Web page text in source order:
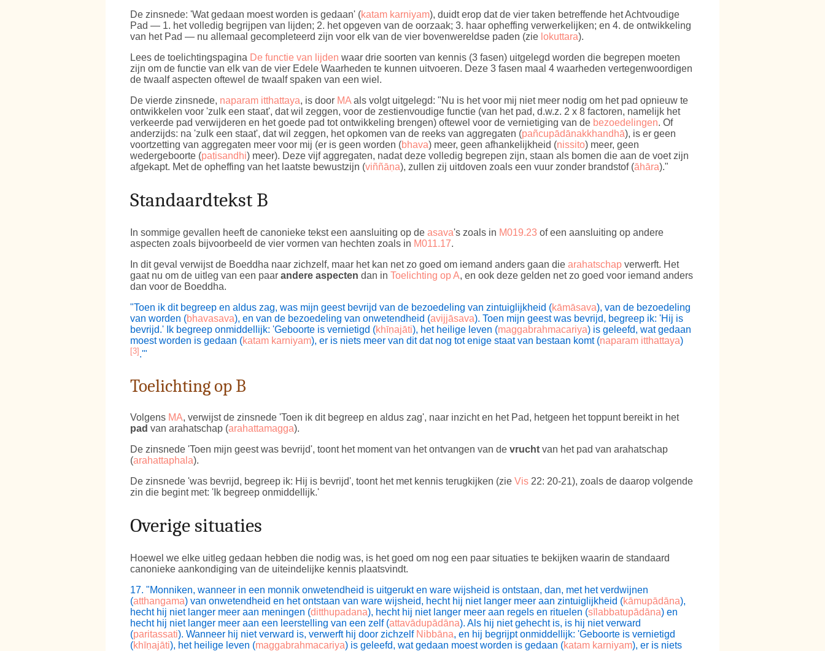
De zinsnede: 'Wat gedaan moest worden is gedaan' (katam karniyam), duidt erop dat de vier taken betreffende het Achtvoudige
Pad — 1. het volledig begrijpen van lijden; 2. het opgeven van de oorzaak; 3. haar opheffing verwerkelijken; en 4. de ontwikkeling
van het Pad — nu allemaal gecompleteerd zijn voor elk van de vier bovenwereldse paden (zie lokuttara).
Lees de toelichtingspagina De functie van lijden waar drie soorten van kennis (3 fasen) uitgelegd worden die begrepen moeten
zijn om de functie van elk van de vier Edele Waarheden te kunnen uitvoeren. Deze 3 fasen maal 4 waarheden vertegenwoordigen
de twaalf aspecten oftewel de twaalf spaken van een wiel.
De vierde zinsnede, naparam itthattaya, is door MA als volgt uitgelegd: "Nu is het voor mij niet meer nodig om het pad opnieuw te
ontwikkelen voor 'zulk een staat', dat wil zeggen, voor de zestienvoudige functie (van het pad, d.w.z. 2 x 8 factoren, namelijk het
verkeerde pad verwijderen en het goede pad tot ontwikkeling brengen) oftewel voor de vernietiging van de bezoedelingen. Of
anderzijds: na 'zulk een staat', dat wil zeggen, het opkomen van de reeks van aggregaten (pañcupādānakkhandhā), is er geen
voortzetting van aggregaten meer voor mij (er is geen worden (bhava) meer, geen afhankelijkheid (nissito) meer, geen
wedergeboorte (paṭisandhi) meer). Deze vijf aggregaten, nadat deze volledig begrepen zijn, staan als bomen die aan de voet zijn
afgekapt. Met de opheffing van het laatste bewustzijn (viññāṇa), zullen zij uitdoven zoals een vuur zonder brandstof (āhāra)."
Standaardtekst B
In sommige gevallen heeft de canonieke tekst een aansluiting op de asava's zoals in M019.23 of een aansluiting op andere
aspecten zoals bijvoorbeeld de vier vormen van hechten zoals in M011.17.
In dit geval verwijst de Boeddha naar zichzelf, maar het kan net zo goed om iemand anders gaan die arahatschap verwerft. Het
gaat nu om de uitleg van een paar andere aspecten dan in Toelichting op A, en ook deze gelden net zo goed voor iemand anders
dan voor de Boeddha.
"Toen ik dit begreep en aldus zag, was mijn geest bevrijd van de bezoedeling van zintuiglijkheid (kāmāsava), van de bezoedeling
van worden (bhavasava), en van de bezoedeling van onwetendheid (avijjāsava). Toen mijn geest was bevrijd, begreep ik: 'Hij is
bevrijd.' Ik begreep onmiddellijk: 'Geboorte is vernietigd (khīṇajāti), het heilige leven (maggabrahmacariya) is geleefd, wat gedaan
moest worden is gedaan (katam karniyam), er is niets meer van dit dat nog tot enige staat van bestaan komt (naparam itthattaya)
[3] .'"
Toelichting op B
Volgens MA, verwijst de zinsnede 'Toen ik dit begreep en aldus zag', naar inzicht en het Pad, hetgeen het toppunt bereikt in het
pad van arahatschap (arahattamagga).
De zinsnede 'Toen mijn geest was bevrijd', toont het moment van het ontvangen van de vrucht van het pad van arahatschap
(arahattaphala).
De zinsnede 'was bevrijd, begreep ik: Hij is bevrijd', toont het met kennis terugkijken (zie Vis 22: 20-21), zoals de daarop volgende
zin die begint met: 'Ik begreep onmiddellijk.'
Overige situaties
Hoewel we elke uitleg gedaan hebben die nodig was, is het goed om nog een paar situaties te bekijken waarin de standaard
canonieke aankondiging van de uiteindelijke kennis plaatsvindt.
17. "Monniken, wanneer in een monnik onwetendheid is uitgerukt en ware wijsheid is ontstaan, dan, met het verdwijnen
(atthangama) van onwetendheid en het ontstaan van ware wijsheid, hecht hij niet langer meer aan zintuiglijkheid (kāmupādāna),
hecht hij niet langer meer aan meningen (ditthupadana), hecht hij niet langer meer aan regels en rituelen (sīlabbatupādāna) en
hecht hij niet langer meer aan een leerstelling van een zelf (attavādupādāna). Als hij niet gehecht is, is hij niet verward
(paritassati). Wanneer hij niet verward is, verwerft hij door zichzelf Nibbāna, en hij begrijpt onmiddellijk: 'Geboorte is vernietigd
(khīṇajāti), het heilige leven (maggabrahmacariya) is geleefd, wat gedaan moest worden is gedaan (katam karniyam), er is niets